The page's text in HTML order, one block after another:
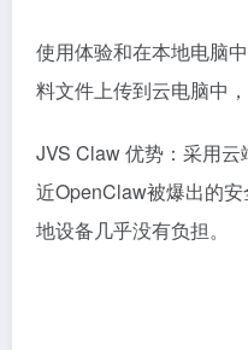
使用体验和在本地电脑
料文件上传到云电脑中
JVS Claw 优势：采用
近OpenClaw被爆出的
地设备几乎没有负担。